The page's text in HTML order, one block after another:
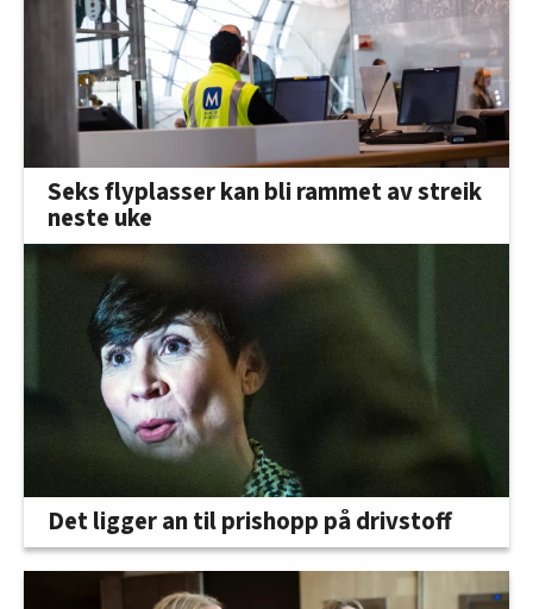
Seks flyplasser kan bli rammet av streik
neste uke
Det ligger an til prishopp på drivstoff